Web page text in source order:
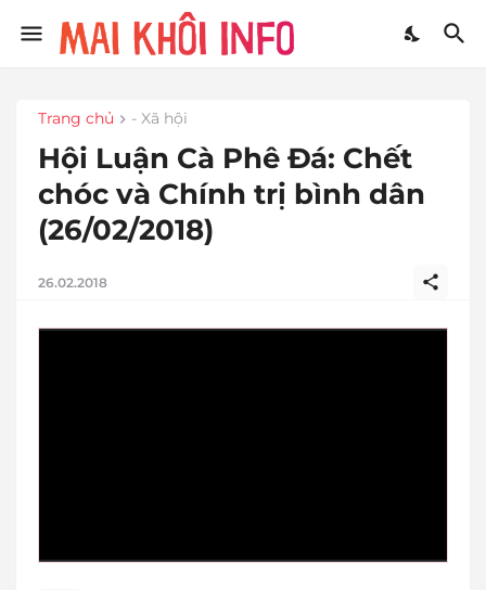
Trang chủ - Xã hội
Hội Luận Cà Phê Đá: Chết
chóc và Chính trị bình dân
(26/02/2018)
26.02.2018